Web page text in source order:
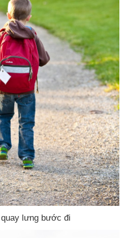
lưng bước đi